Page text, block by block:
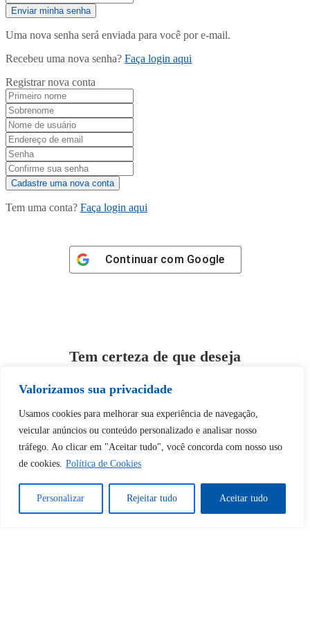
Valorizamos sua privacidade
Usamos cookies para melhorar sua experiência de navegação,
veicular anúncios ou conteúdo personalizado e analisar nosso
tráfego. Ao clicar em "Aceitar tudo", você concorda com nosso uso
de cookies. Política de Cookies
Personalizar Rejeitar tudo Aceitar tudo
Uma nova senha será enviada para você por e-mail.
Recebeu uma nova senha? Faça login aqui
Registrar nova conta
Tem uma conta? Faça login aqui
Continuar com Google
Tem certeza de que deseja
Desbloquear esquerda : 0